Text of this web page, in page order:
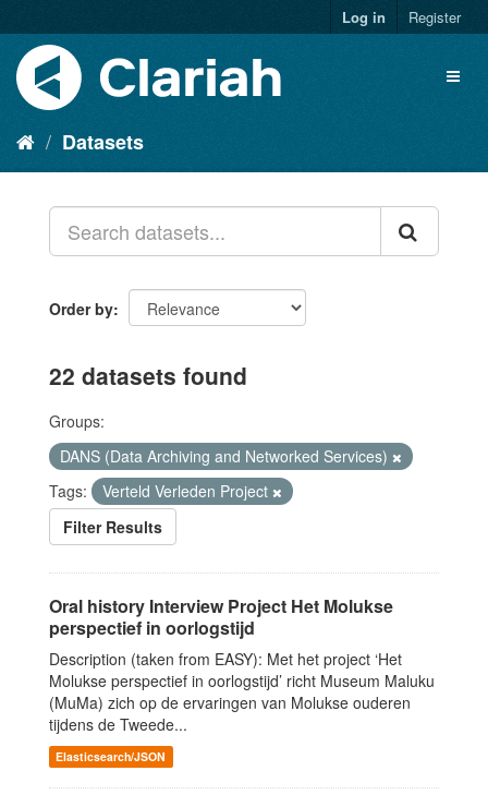
Log in Register
Datasets
Order by
22 datasets found
Groups:
DANS (Data Archiving and Networked Services)
Tags:
Verteld Verleden Project
Filter Results
Oral history Interview Project Het Molukse
perspectief in oorlogstijd
Description (taken from EASY): Met het project ‘Het
Molukse perspectief in oorlogstijd’ richt Museum Maluku
(MuMa) zich op de ervaringen van Molukse ouderen
tijdens de Tweede...
Elasticsearch/JSON